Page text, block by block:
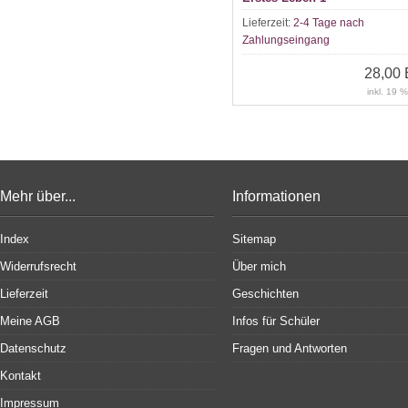
Lieferzeit: 2-4 Tage nach
Zahlungseingang
28,00
inkl. 19
Mehr über...
Index
Widerrufsrecht
Lieferzeit
Meine AGB
Datenschutz
Kontakt
Impressum
Informationen
Sitemap
Über mich
Geschichten
Infos für Schüler
Fragen und Antworten